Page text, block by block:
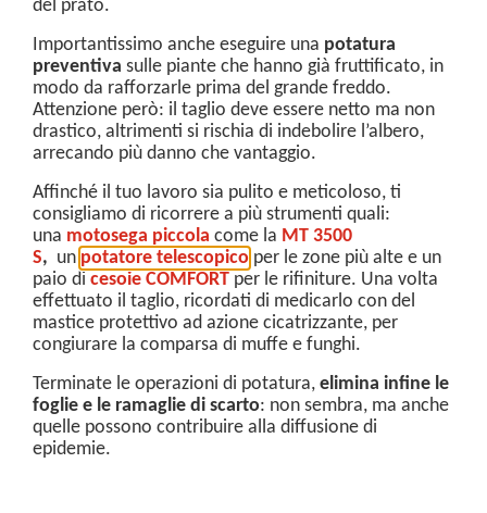
del prato.
Importantissimo anche eseguire una potatura
preventiva sulle piante che hanno già fruttificato, in
modo da rafforzarle prima del grande freddo.
Attenzione però: il taglio deve essere netto ma non
drastico, altrimenti si rischia di indebolire l’albero,
arrecando più danno che vantaggio.
Affinché il tuo lavoro sia pulito e meticoloso, ti
consigliamo di ricorrere a più strumenti quali:
una motosega piccola come la MT 3500
S, un potatore telescopico per le zone più alte e un
paio di cesoie COMFORT per le rifiniture. Una volta
effettuato il taglio, ricordati di medicarlo con del
mastice protettivo ad azione cicatrizzante, per
congiurare la comparsa di muffe e funghi.
Terminate le operazioni di potatura, elimina infine le
foglie e le ramaglie di scarto: non sembra, ma anche
quelle possono contribuire alla diffusione di
epidemie.